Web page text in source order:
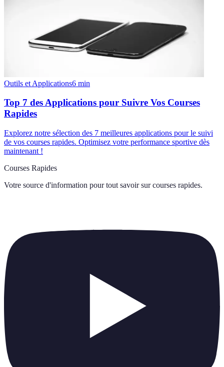
Outils et Applications6 min
Top 7 des Applications pour Suivre Vos Courses
Rapides
Explorez notre sélection des 7 meilleures applications pour le suivi
de vos courses rapides. Optimisez votre performance sportive dès
maintenant !
Courses Rapides
Votre source d'information pour tout savoir sur courses rapides.